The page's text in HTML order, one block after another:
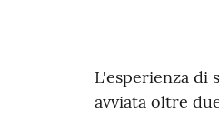
Contenuto
L'esperienza di
avviata oltre